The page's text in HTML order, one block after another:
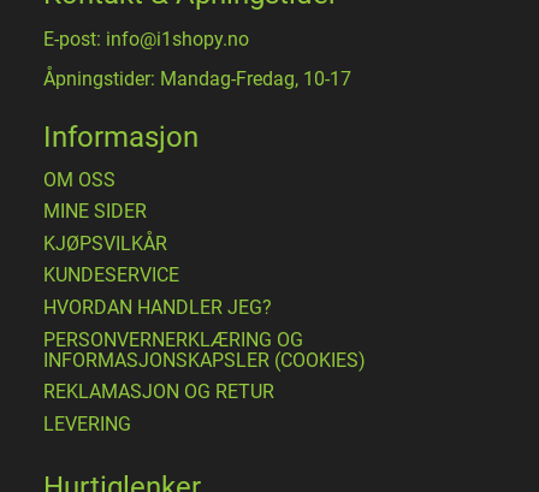
E-post: info@i1shopy.no
Åpningstider: Mandag-Fredag, 10-17
Informasjon
OM OSS
MINE SIDER
​KJØPSVILKÅR
KUNDESERVICE
HVORDAN HANDLER JEG?
PERSONVERNERKLÆRING OG
INFORMASJONSKAPSLER (COOKIES)
REKLAMASJON OG RETUR
LEVERING